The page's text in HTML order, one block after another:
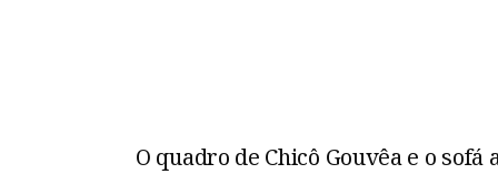
O quadro de Chicô Gouvêa e o